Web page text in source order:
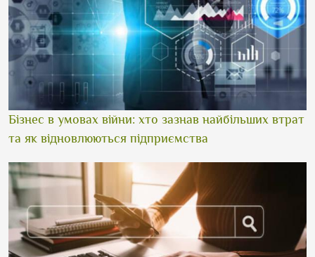
Бізнес в умовах війни: хто зазнав найбільших втрат
та як відновлюються підприємства